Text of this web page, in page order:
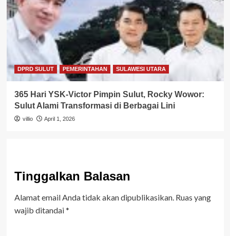
DPRD SULUT PEMERINTAHAN SULAWESI UTARA
365 Hari YSK-Victor Pimpin Sulut, Rocky Wowor:
Sulut Alami Transformasi di Berbagai Lini
villio April 1, 2026
Tinggalkan Balasan
Alamat email Anda tidak akan dipublikasikan. Ruas yang
wajib ditandai*